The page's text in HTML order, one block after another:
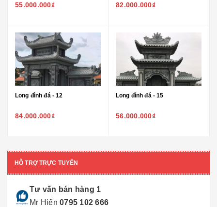
55.000.000₫
Long đình đá - 12
84.000.000₫
82.000.000₫
Long đình đá - 15
56.000.000₫
HỖ TRỢ TRỰC TUYẾN
Tư vấn bán hàng 1
Mr Hiển 0795 102 666